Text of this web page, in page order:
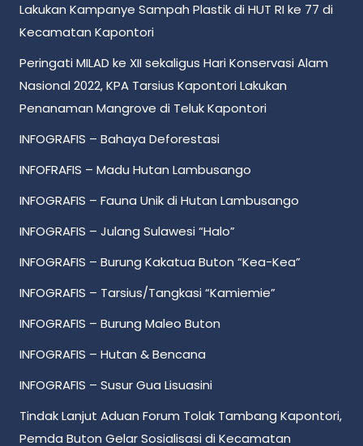
Lakukan Kampanye Sampah Plastik di HUT RI ke 77 di
Kecamatan Kapontori
Peringati MILAD ke XII sekaligus Hari Konservasi Alam
Nasional 2022, KPA Tarsius Kapontori Lakukan
Penanaman Mangrove di Teluk Kapontori
INFOGRAFIS – Bahaya Deforestasi
INFOFRAFIS – Madu Hutan Lambusango
INFOGRAFIS – Fauna Unik di Hutan Lambusango
INFOGRAFIS – Julang Sulawesi “Halo”
INFOGRAFIS – Burung Kakatua Buton “Kea-Kea”
INFOGRAFIS – Tarsius/Tangkasi “Kamiemie”
INFOGRAFIS – Burung Maleo Buton
INFOGRAFIS – Hutan & Bencana
INFOGRAFIS – Susur Gua Lisuasini
Tindak Lanjut Aduan Forum Tolak Tambang Kapontori,
Pemda Buton Gelar Sosialisasi di Kecamatan